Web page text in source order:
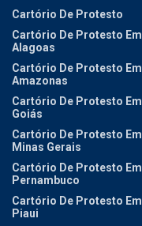
Cartório De Protesto
Cartório De Protesto Em
Alagoas
Cartório De Protesto Em
Amazonas
Cartório De Protesto Em
Goiás
Cartório De Protesto Em
Minas Gerais
Cartório De Protesto Em
Pernambuco
Cartório De Protesto Em
Piaui